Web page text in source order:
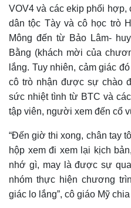
VOV4 và các ekip phối
dân tộc Tày và cô học trò
Mông đến từ Bảo Lâm-
Bằng (khách mời của
lắng. Tuy nhiên, cảm giác
cô trò nhận được sự chào
sức nhiệt tình từ BTC và
tập viên, người xem đến cổ
“Đến giờ thi xong, chân tay
hộp xem đi xem lại kịch
nhớ gì, may là được sự
nhóm thực hiện chương
giác lo lắng”, cô giáo Mỹ chia